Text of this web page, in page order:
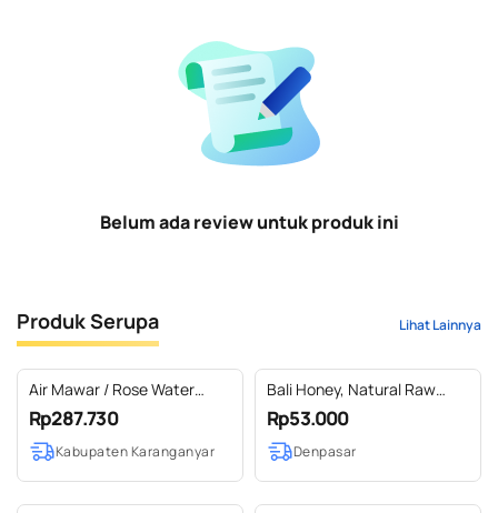
Belum ada review untuk produk ini
Produk Serupa Lihat Lainnya
Air Mawar / Rose Water
Hydrosol 100% Pure (2 L)
Rp287.730
Kabupaten Karanganyar
Bali Honey, Natural Raw
Honey 150gr /pcs
Rp53.000
Denpasar